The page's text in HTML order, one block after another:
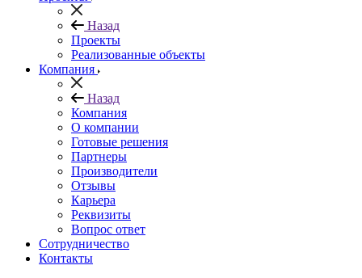
Назад
Проекты
Реализованные объекты
Компания
Назад
Компания
О компании
Готовые решения
Партнеры
Производители
Отзывы
Карьера
Реквизиты
Вопрос ответ
Сотрудничество
Контакты